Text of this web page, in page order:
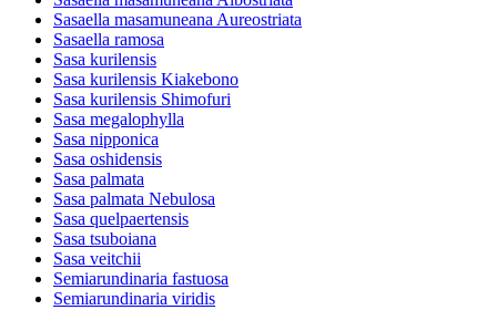
Sasaella masamuneana Aureostriata
Sasaella ramosa
Sasa kurilensis
Sasa kurilensis Kiakebono
Sasa kurilensis Shimofuri
Sasa megalophylla
Sasa nipponica
Sasa oshidensis
Sasa palmata
Sasa palmata Nebulosa
Sasa quelpaertensis
Sasa tsuboiana
Sasa veitchii
Semiarundinaria fastuosa
Semiarundinaria viridis